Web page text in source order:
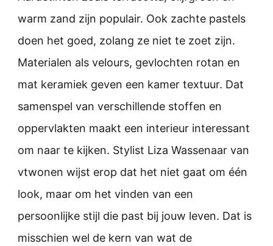
warm zand zijn populair. Ook zachte pastels
doen het goed, zolang ze niet te zoet zijn.
Materialen als velours, gevlochten rotan en
mat keramiek geven een kamer textuur. Dat
samenspel van verschillende stoffen en
oppervlakten maakt een interieur interessant
om naar te kijken. Stylist Liza Wassenaar van
vtwonen wijst erop dat het niet gaat om één
look, maar om het vinden van een
persoonlijke stijl die past bij jouw leven. Dat is
misschien wel de kern van wat de